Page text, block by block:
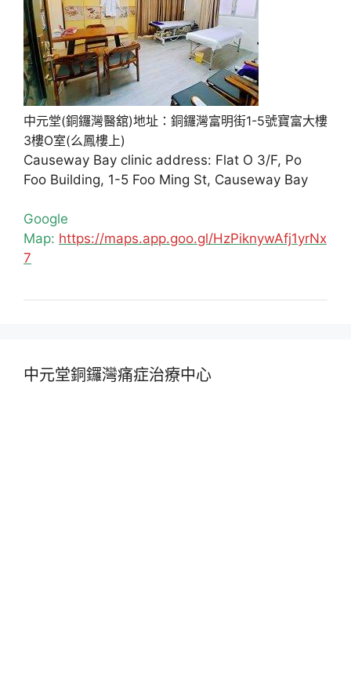
中元堂(銅鑼灣醫舘)地址：銅鑼灣富明街1-5號寶富大樓
3樓O室(么鳳樓上)
Causeway Bay clinic address: Flat O 3/F, Po
Foo Building, 1-5 Foo Ming St, Causeway Bay
Google
Map: https://maps.app.goo.gl/HzPiknywAfj1yrNx
7
中元堂銅鑼灣痛症治療中心